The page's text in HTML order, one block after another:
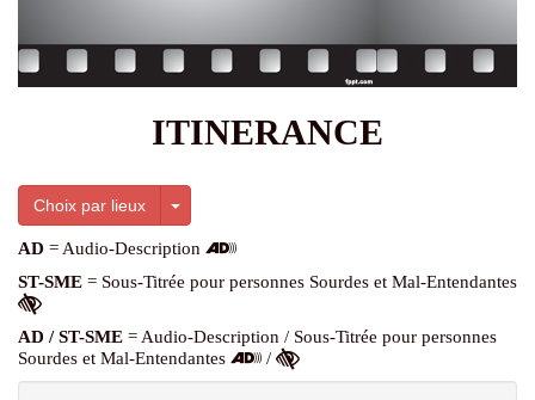
ITINERANCE
Choix par lieux Toggle Dropdown
AD = Audio-Description
ST-SME = Sous-Titrée pour personnes Sourdes et Mal-Entendantes
AD / ST-SME = Audio-Description / Sous-Titrée pour personnes
Sourdes et Mal-Entendantes
/